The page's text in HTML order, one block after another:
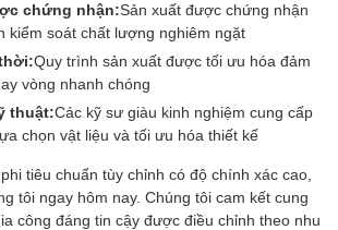
chứng nhận:Sản xuất được chứng nhận
kiểm soát chất lượng nghiêm ngặt
Quy trình sản xuất được tối ưu hóa đảm
vòng nhanh chóng
thuật:Các kỹ sư giàu kinh nghiệm cung cấp
chọn vật liệu và tối ưu hóa thiết kế
tiêu chuẩn tùy chỉnh có độ chính xác cao,
tôi ngay hôm nay. Chúng tôi cam kết cung
công đáng tin cậy được điều chỉnh theo nhu